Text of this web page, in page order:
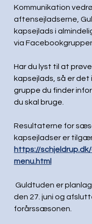
Kommunikation
aftensejladserne,
kapsejlads i
via
Har du lyst til at
kapsejlads, så er det
gruppe du finder
du skal bruge.
Resultaterne for
kapsejladser er
https://
menu.html
den 27. juni og
forårssæsonen.